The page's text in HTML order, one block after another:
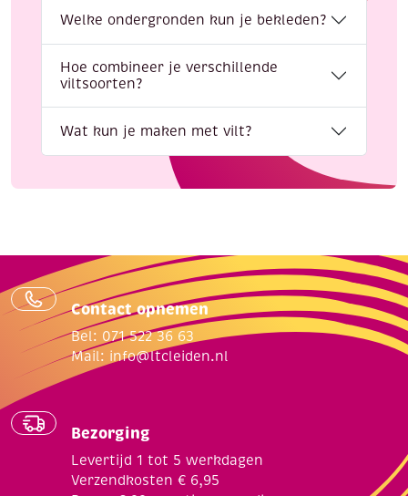
Welke ondergronden kun je bekleden?
Hoe combineer je verschillende
viltsoorten?
Wat kun je maken met vilt?
Contact opnemen
Bel: 071 522 36 63
Mail: info@ltcleiden.nl
Bezorging
Levertijd 1 tot 5 werkdagen
Verzendkosten € 6,95